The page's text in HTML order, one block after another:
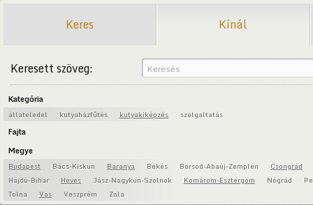
Keres Kínál
Keresett szöveg:
Kategória
állateledel kutyaházfűtés kutyakiképzés szolgaltatás
Fajta
Megye
Budapest Bács-Kiskun Baranya Békés Borsod-Abaúj-Zemplén
Csongrád
Hajdú-Bihar
Heves Jász-Nagykun-Szolnok Komárom-Esztergom Nógrád
Tolna
Vas Veszprém Zala